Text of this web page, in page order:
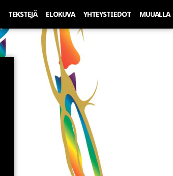
TEKSTEJÄ ELOKUVA YHTEYSTIEDOT MUUALLA